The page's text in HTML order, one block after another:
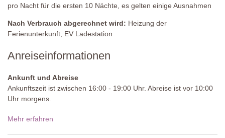
Gemeinschaftspool
Breite: 8 Meter
Tiefe: 3 verschiedene Poolbereiche, welche alle durch Wasserfälle
Tiefe des ersten Pools: 1,30 Meter
Tiefe des driten Pools: 0 bis 0,90 Meter mit 10% Schräge
Zugang: Römische Stufen
Geöffnet: Mai bis Oktober
Ausstattung: Sonnenliegen und -schirme
Reinigung: Chlor
pro Nacht für die ersten 10 Nächte, es gelten einige Ausnahmen
Nach Verbrauch abgerechnet wird: Heizung der
Ferienunterkunft, EV Ladestation
Anreiseinformationen
Ankunft und Abreise
Ankunftszeit ist zwischen 16:00 - 19:00 Uhr. Abreise ist vor 10:00
Uhr morgens.
Zufahrtsstraße:
Parken:öffentlich, auf dem Anwesen
Mehr erfahren